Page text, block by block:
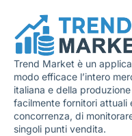
Trend Market è un
modo efficace l’intero
italiana e della
facilmente fornitori attuali
concorrenza, di
singoli punti vendita.